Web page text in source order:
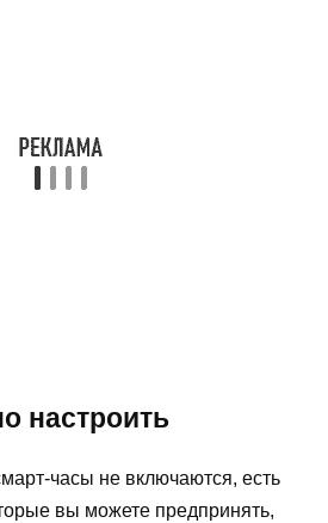
настроить
часы не включаются, есть
вы можете предпринять,